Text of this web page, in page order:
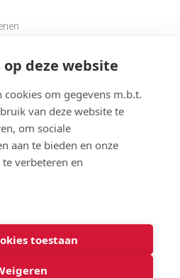
op deze website
om gegevens m.b.t.
van deze website te
om sociale
aan te bieden en onze
verbeteren en
toestaan
: gebruiksvoorwaarden en